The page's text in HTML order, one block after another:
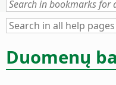
Duomenų